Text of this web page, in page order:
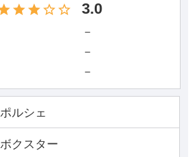
3.0
－
－
－
ポルシェ
ボクスター